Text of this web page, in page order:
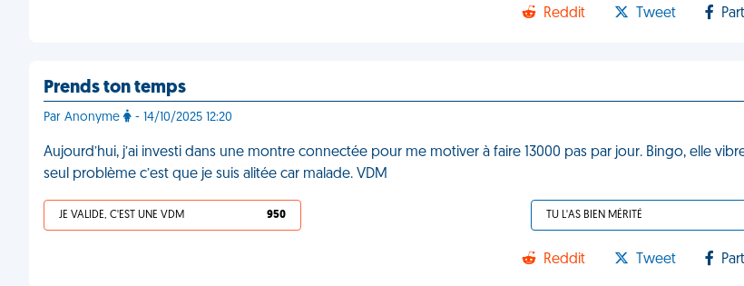
Reddit Tweet
Prends ton temps
Par Anonyme - 14/10/2025 12:20
Aujourd’hui, j’ai investi dans une montre connectée pour me motiver à faire 13000 pas par jour. Bingo, elle
seul problème c’est que je suis alitée car malade. VDM
JE VALIDE, C'EST UNE VDM 950 TU L'AS BIEN MÉRITÉ
Reddit Tweet